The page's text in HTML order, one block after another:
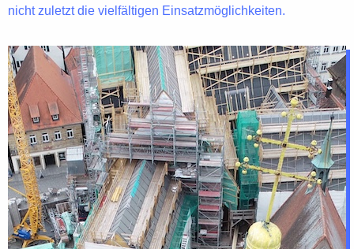
nicht zuletzt die vielfältigen Einsatzmöglichkeiten.